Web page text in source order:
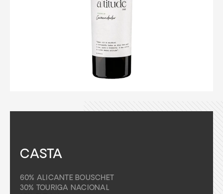
CASTA
60% ALICANTE BOUSCHET
30% TOURIGA NACIONAL